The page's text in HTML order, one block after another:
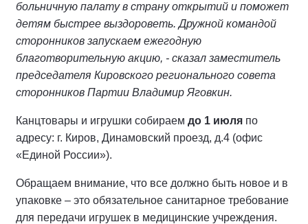
больничную палату в страну открытий и поможет
детям быстрее выздороветь. Дружной командой
сторонников запускаем ежегодную
благотворительную акцию, - сказал заместитель
председателя Кировского регионального совета
сторонников Партии Владимир Яговкин.
Канцтовары и игрушки собираем до 1 июля по
адресу: г. Киров, Динамовский проезд, д.4 (офис
«Единой России»).
Обращаем внимание, что все должно быть новое и в
упаковке – это обязательное санитарное требование
для передачи игрушек в медицинские учреждения.